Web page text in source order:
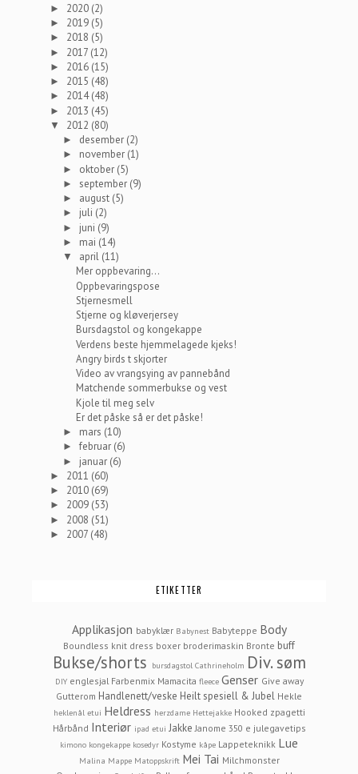
► 2020 (2)
► 2019 (5)
► 2018 (5)
► 2017 (12)
► 2016 (15)
► 2015 (48)
► 2014(48)
► 2013 (45)
▼ 2012 (80)
► desember (2)
► november (1)
► oktober (5)
► september (9)
► august (5)
► juli (2)
► juni (9)
► mai (14)
▼ april (11)
Mer oppbevaring...
Oppbevaringspose
Stjernesmell
Stjerne og kløverjersey
Bursdagstol og kongekappe
Verdens beste hjemmelagede kjeks!
Angry birds t skjorter
Video av vrangsying av pannebånd
Matchende sommerbukse og vest
Kjole til meg selv
Er det påske så er det påske!
► mars (10)
►februar (6)
► januar (6)
► 2011 (60)
► 2010 (69)
► 2009 (53)
► 2008 (51)
► 2007 (48)
ETIKETTER
Applikasjon babyklær Babynest Babyteppe Body
Boundless knit dress boxer broderimaskin Bronte buff
Bukse/shorts bursdagstol Cathrineholm Div. søm
DIY englesjal Farbenmix Mamacita fleece Genser Give away
Gutterom Handlenett/veske Heilt spesiell & Jubel Hekle
heklenål etui Heldress herzdame Hettejakke Hooked zpagetti
Hårbånd Interiør ipad etui Jakke Janome 350 e julegavetips
kimono kongekappe kosedyr Kostyme kåpe Lappeteknikk Lue
Malina Mappe Matoppskrift Mei Tai Milchmonster